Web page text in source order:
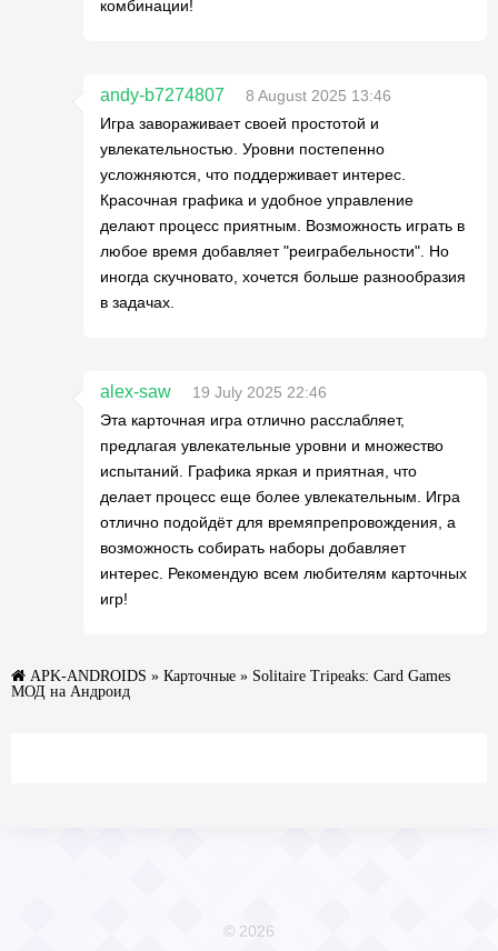
комбинации!
andy-b7274807
8 August 2025 13:46
Игра завораживает своей простотой и
увлекательностью. Уровни постепенно
усложняются, что поддерживает интерес.
Красочная графика и удобное управление
делают процесс приятным. Возможность играть в
любое время добавляет "реиграбельности". Но
иногда скучновато, хочется больше разнообразия
в задачах.
alex-saw
19 July 2025 22:46
Эта карточная игра отлично расслабляет,
предлагая увлекательные уровни и множество
испытаний. Графика яркая и приятная, что
делает процесс еще более увлекательным. Игра
отлично подойдёт для времяпрепровождения, а
возможность собирать наборы добавляет
интерес. Рекомендую всем любителям карточных
игр!
APK-ANDROIDS » Карточные » Solitaire Tripeaks: Card Games
МОД на Андроид
© 2026